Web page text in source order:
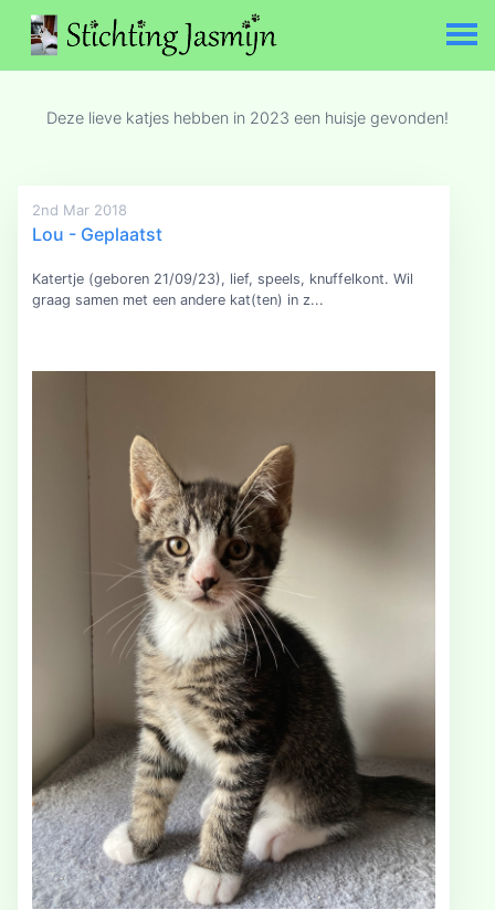
Deze lieve katjes hebben in 2023 een huisje gevonden!
2nd Mar 2018
Lou - Geplaatst
Katertje (geboren 21/09/23), lief, speels, knuffelkont. Wil
graag samen met een andere kat(ten) in z...